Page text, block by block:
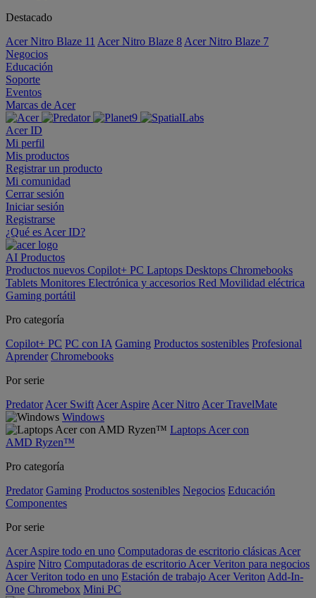
Destacado
Acer Nitro Blaze 11 Acer Nitro Blaze 8 Acer Nitro Blaze 7
Negocios
Educación
Soporte
Eventos
Marcas de Acer
Acer ID
Mi perfil
Mis productos
Registrar un producto
Mi comunidad
Cerrar sesión
Iniciar sesión
Registrarse
¿Qué es Acer ID?
AI Productos
Productos nuevos Copilot+ PC Laptops Desktops Chromebooks
Tablets Monitores Electrónica y accesorios Red Movilidad eléctrica
Gaming portátil
Pro categoría
Copilot+ PC PC con IA Gaming Productos sostenibles Profesional
Aprender Chromebooks
Por serie
Predator Acer Swift Acer Aspire Acer Nitro Acer TravelMate
Windows
Laptops Acer con
AMD Ryzen™
Pro categoría
Predator Gaming Productos sostenibles Negocios Educación
Componentes
Por serie
Acer Aspire todo en uno Computadoras de escritorio clásicas Acer
Aspire Nitro Computadoras de escritorio Acer Veriton para negocios
Acer Veriton todo en uno Estación de trabajo Acer Veriton Add-In-
One Chromebox Mini PC